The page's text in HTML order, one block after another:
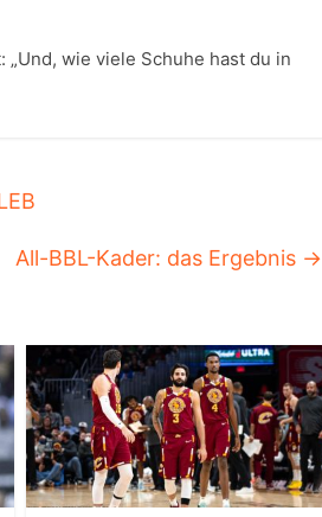
wie viele Schuhe hast du in
All-BBL-Kader: das Ergebnis →